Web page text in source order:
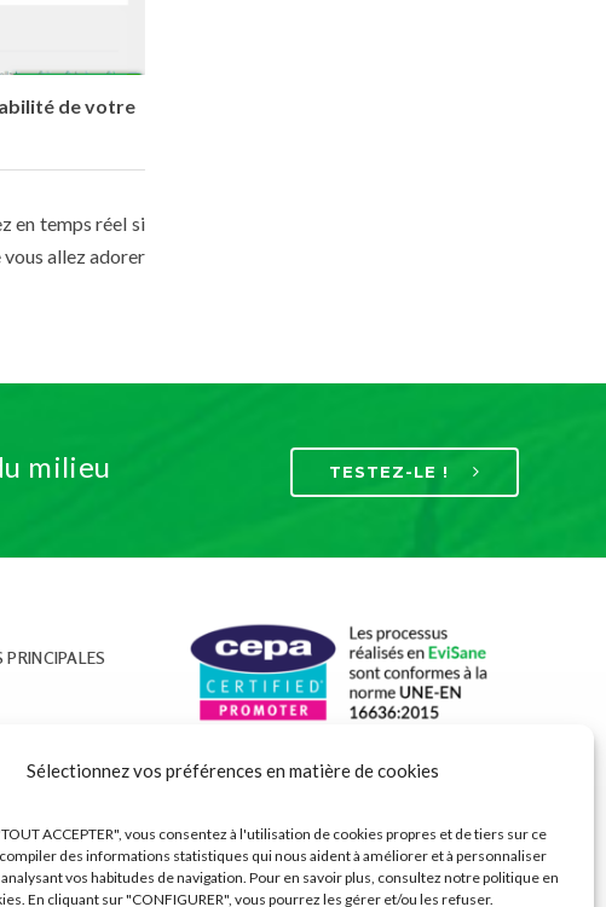
Sélectionnez vos préférences en matière de cookies
ACCEPTER", vous consentez à l'utilisation de cookies propres et de tiers sur ce
des informations statistiques qui nous aident à améliorer et à personnaliser
vos habitudes de navigation. Pour en savoir plus, consultez notre politique en
En cliquant sur "CONFIGURER", vous pourrez les gérer et/ou les refuser.
de votre
en temps réel si
vous allez adorer
milieu TESTEZ-LE !